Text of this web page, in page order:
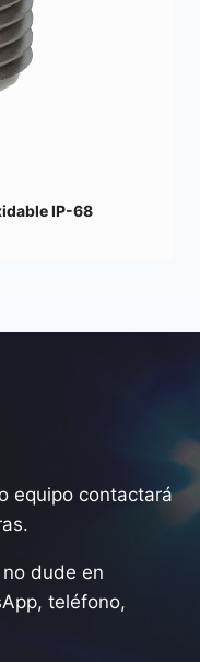
IP-68
equipo contactará
dude en
teléfono,